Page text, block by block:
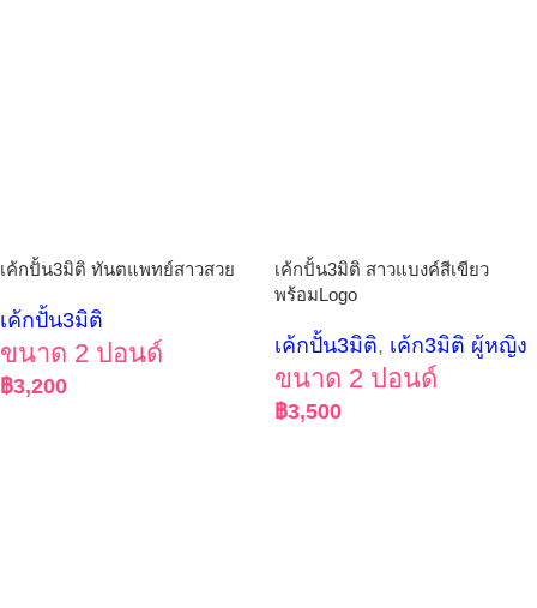
เค้กปั้น3มิติ ทันตแพทย์สาวสวย
เค้กปั้น3มิติ
ขนาด 2 ปอนด์
฿3,200
เค้กปั้น3มิติ สาวแบงค์สีเขียว
พร้อมLogo
เค้กปั้น3มิติ, เค้ก3มิติ ผู้หญิง
ขนาด 2 ปอนด์
฿3,500